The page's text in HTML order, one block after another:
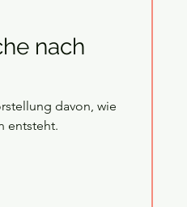
nach
davon, wie
entsteht.